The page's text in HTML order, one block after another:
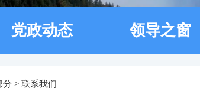
党政动态 领导之窗
分 > 联系我们